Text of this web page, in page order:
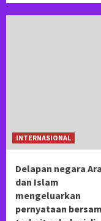
INTERNASIONAL
Delapan negara
dan Islam
mengeluarkan
pernyataan